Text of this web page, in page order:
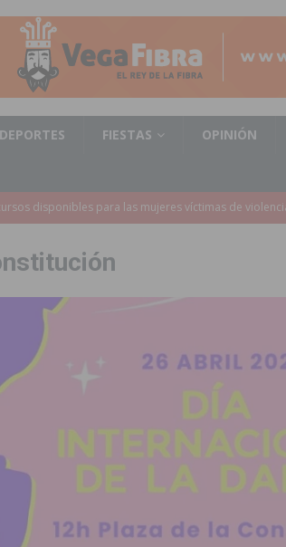
DEPORTES FIESTAS OPINIÓN
de ampliación de la CV-95 entre Orihuela y
en Movimiento’ con torneos de fútbol sala
dentro del Festival ManIAC Test 2026
sorprendido con un arma de fuego en la vía pública
demora quirúrgica de los pacientes con riesgo vital